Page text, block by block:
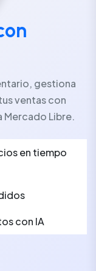
gestiona
ventas con
Mercado Libre.
en tiempo
con IA